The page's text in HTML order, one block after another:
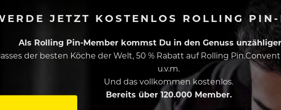
JETZT KOSTENLOS ROLLING
Als Rolling Pin-Member kommst Du in den Genuss
der besten Köche der Welt, 50 % Rabatt auf Rolling
u.v.m.
Und das vollkommen kostenlos.
Bereits über 120.000 Member.